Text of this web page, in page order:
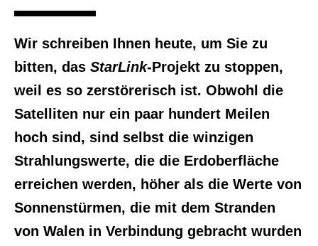
Wir schreiben Ihnen heute, um Sie zu
bitten, das StarLink-Projekt zu stoppen,
weil es so zerstörerisch ist. Obwohl die
Satelliten nur ein paar hundert Meilen
hoch sind, sind selbst die winzigen
Strahlungswerte, die die Erdoberfläche
erreichen werden, höher als die Werte von
Sonnenstürmen, die mit dem Stranden
von Walen in Verbindung gebracht wurden